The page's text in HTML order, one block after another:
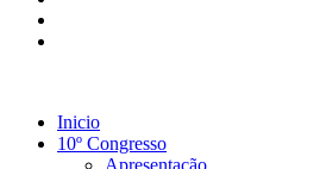
Inicio
10º Congresso
Apresentação